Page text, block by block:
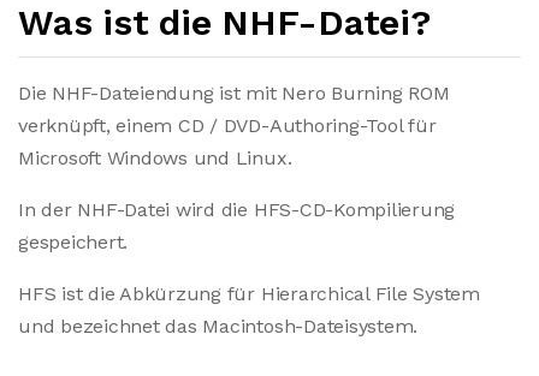
Was ist die NHF-Datei?
Die NHF-Dateiendung ist mit Nero Burning ROM
verknüpft, einem CD / DVD-Authoring-Tool für
Microsoft Windows und Linux.
In der NHF-Datei wird die HFS-CD-Kompilierung
gespeichert.
HFS ist die Abkürzung für Hierarchical File System
und bezeichnet das Macintosh-Dateisystem.